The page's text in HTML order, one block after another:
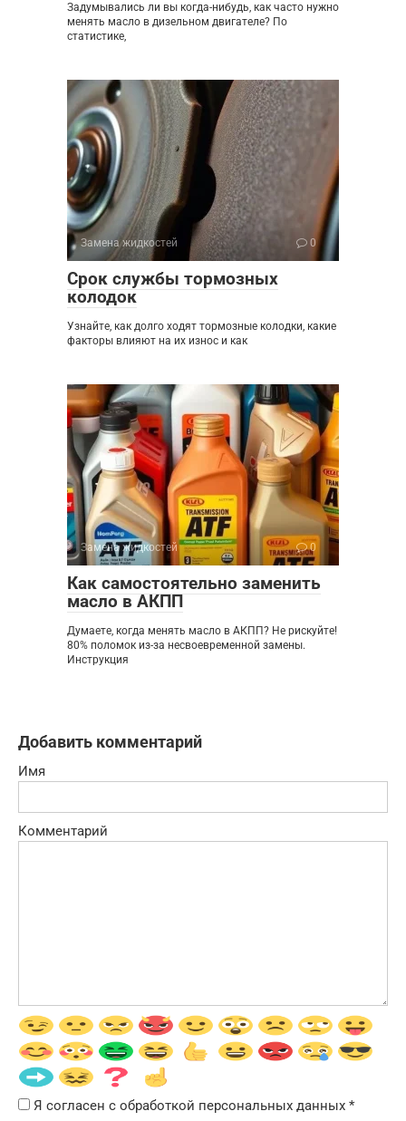
Задумывались ли вы когда-нибудь, как часто нужно
менять масло в дизельном двигателе? По
статистике,
Замена жидкостей 0
Срок службы тормозных
колодок
Узнайте, как долго ходят тормозные колодки, какие
факторы влияют на их износ и как
Замена жидкостей 0
Как самостоятельно заменить
масло в АКПП
Думаете, когда менять масло в АКПП? Не рискуйте!
80% поломок из-за несвоевременной замены.
Инструкция
Добавить комментарий
Имя
Комментарий
Я согласен с обработкой персональных данных *